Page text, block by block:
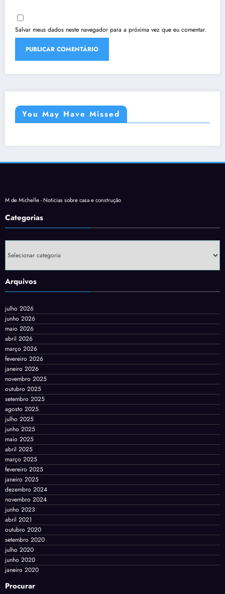
Salvar meus dados neste navegador para a próxima vez que eu comentar.
You May Have Missed
M de Michelle - Noticias sobre casa e construção
Categorias
Arquivos
julho 2026
junho 2026
maio 2026
abril 2026
março 2026
fevereiro 2026
janeiro 2026
novembro 2025
outubro 2025
setembro 2025
agosto 2025
julho 2025
junho 2025
maio 2025
abril 2025
março 2025
fevereiro 2025
janeiro 2025
dezembro 2024
novembro 2024
junho 2023
abril 2021
outubro 2020
setembro 2020
julho 2020
junho 2020
janeiro 2020
Procurar